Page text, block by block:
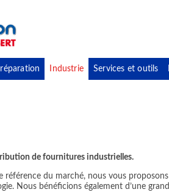
Industrie Services et outils
de fournitures industrielles.
référence du marché, nous vous
Nous bénéficions également d’une